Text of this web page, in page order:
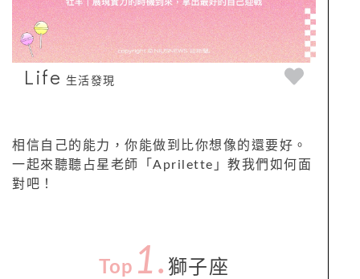
Life 生活發現
相信自己的能力，你能做到比你想像的還要好。
一起來聽聽占星老師「Aprilette」教我們如何面
對吧！
Top 1. 獅子座